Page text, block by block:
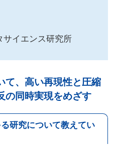
サイエンス研究所
て、高い再現性と圧縮
の同時実現をめざす
研究について教えてい